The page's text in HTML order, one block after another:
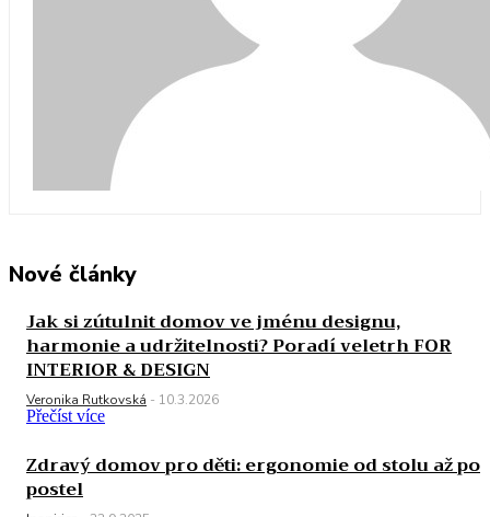
Nové články
Jak si zútulnit domov ve jménu designu,
harmonie a udržitelnosti? Poradí veletrh FOR
INTERIOR & DESIGN
Veronika Rutkovská - 10.3.2026
Přečíst více
Zdravý domov pro děti: ergonomie od stolu až po
postel